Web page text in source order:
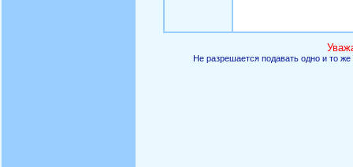
Не разрешается подавать одно и то